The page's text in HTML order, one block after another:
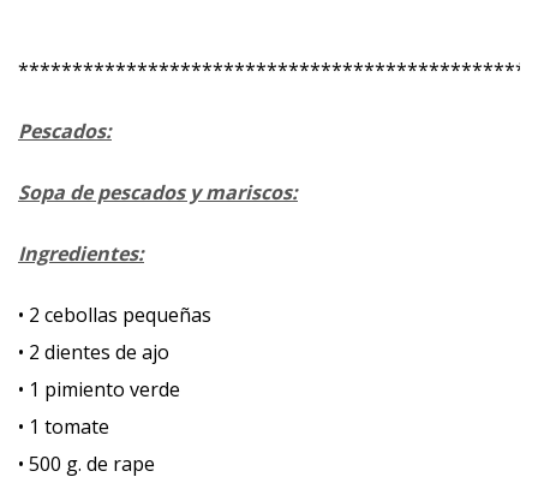
Pescados:
Sopa de pescados y mariscos:
Ingredientes:
• 2 cebollas pequeñas
• 2 dientes de ajo
• 1 pimiento verde
• 1 tomate
• 500 g. de rape